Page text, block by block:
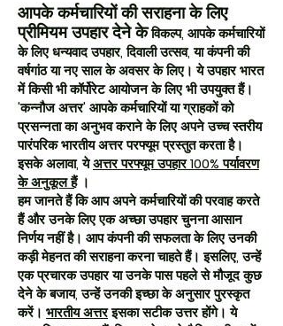
आपके कर्मचारियों की सराहना के लिए
प्रीमियम उपहार देने केविकल्प, आपके कर्मचारियों
के लिए धन्यवाद उपहार, दिवाली उत्सव, या कंपनी की
वर्षगांठ या नए साल के अवसर के लिए। ये उपहार भारत
में किसी भी कॉर्पोरेट आयोजन के लिए भी उपयुक्त हैं।
'कन्नौज अत्तर' आपके कर्मचारियों या ग्राहकों को
प्रसन्नता का अनुभव कराने के लिए अपने उच्च स्तरीय
पारंपरिक भारतीय अत्तर परफ्यूम प्रस्तुत करता है।
इसके अलावा, येअत्तर परफ्यूम उपहार 100% पर्यावरण
के अनुकूल हैं।
हम जानते हैं कि आप अपने कर्मचारियों की परवाह करते
हैं और उनके लिए एक अच्छा उपहार चुनना आसान
निर्णय नहीं है। आप कंपनी की सफलता के लिए उनकी
कड़ी मेहनत की सराहना करना चाहते हैं। इसलिए, उन्हें
एक प्रचारक उपहार या उनके पास पहले से मौजूद कुछ
देने के बजाय, उन्हें उनकी इच्छा के अनुसार पुरस्कृत
करें। भारतीय अत्तरइसका सटीक उत्तर होंगे। ये